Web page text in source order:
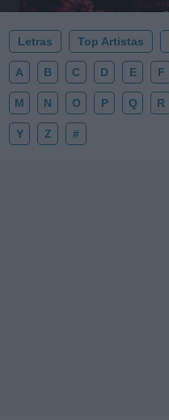
Letras Top Artistas
A B C D E F
M N O P Q R
Y Z #